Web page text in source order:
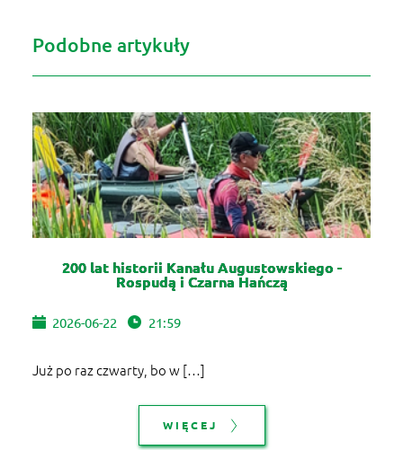
Podobne artykuły
200 lat historii Kanału Augustowskiego -
Rospudą i Czarna Hańczą
2026-06-22 21:59
Już po raz czwarty, bo w […]
WIĘCEJ